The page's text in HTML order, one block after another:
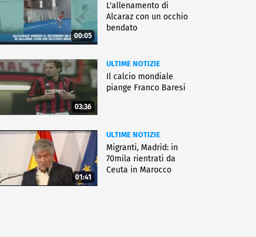
00:05
L'allenamento di
Alcaraz con un occhio
bendato
03:36
ULTIME NOTIZIE
Il calcio mondiale
piange Franco Baresi
01:41
ULTIME NOTIZIE
Migranti, Madrid: in
70mila rientrati da
Ceuta in Marocco